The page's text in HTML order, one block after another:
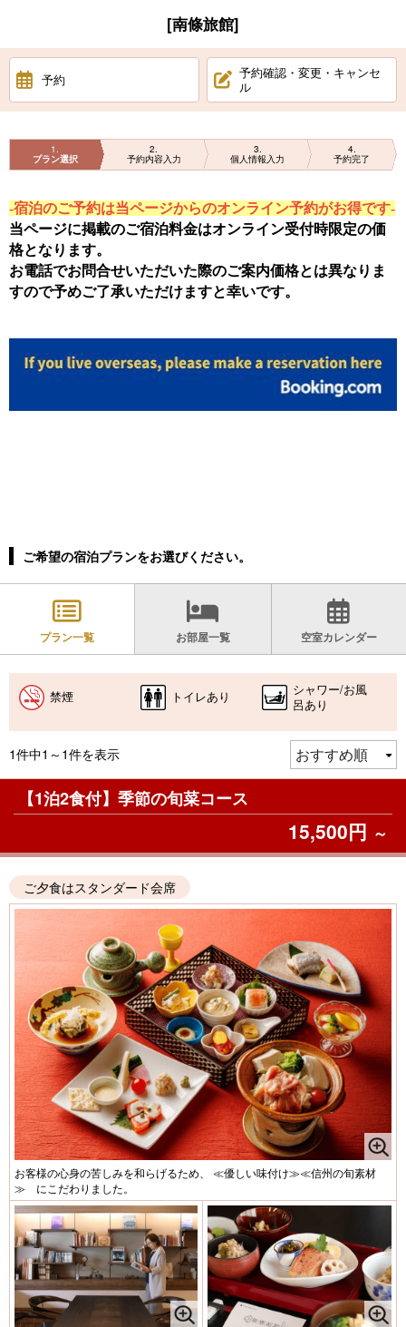
[南條旅館]
予約
予約確認・変更・キャンセ
ル
1
プラン選択
2
予約内容入力
3
個人情報入力
4
予約完了
-宿泊のご予約は当ページからのオンライン予約がお得です-
当ページに掲載のご宿泊料金はオンライン受付時限定の価
格となります。
お電話でお問合せいただいた際のご案内価格とは異なりま
すので予めご了承いただけますと幸いです。
ご希望の宿泊プランをお選びください。
プラン一覧 お部屋一覧 空室カレンダー
禁煙 トイレあり
シャワー/お風
呂あり
1件中1～1件を表示
【1泊2食付】季節の旬菜コース
15,500円 ～
ご夕食はスタンダード会席
お客様の心身の苦しみを和らげるため、 ≪優しい味付け≫≪信州の旬素材
≫ にこだわりました。